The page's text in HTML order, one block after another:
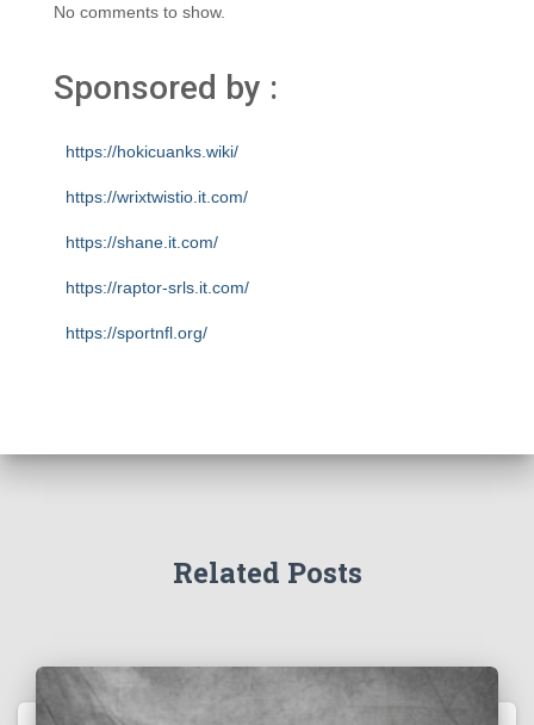
No comments to show.
Sponsored by :
https://hokicuanks.wiki/
https://wrixtwistio.it.com/
https://shane.it.com/
https://raptor-srls.it.com/
https://sportnfl.org/
https://home.pafikecciagel.org/
https://profile.foodinhardtimes.org/
Related Posts